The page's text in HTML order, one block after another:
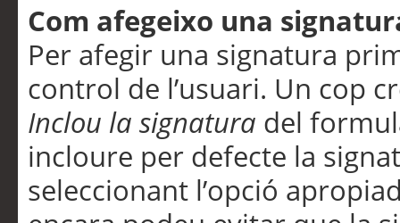
Com afegeixo una
Per afegir una signatura
control de l’usuari. Un cop
Inclou la signatura del
incloure per defecte la
seleccionant l’opció